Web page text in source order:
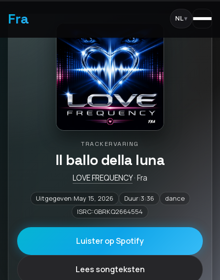
Fra NL▾
TRACKERVARING
Il ballo della luna
LOVE FREQUENCY· Fra
Uitgegeven:May 15, 2026 Duur:3:36
dance
ISRC:GBRKQ2664554
Luister op Spotify
Lees songteksten